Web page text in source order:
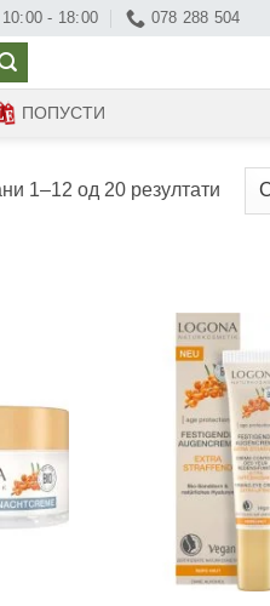
10:00 - 18:00 078 288 504
ПОПУСТИ
1–12 од 20 резултати